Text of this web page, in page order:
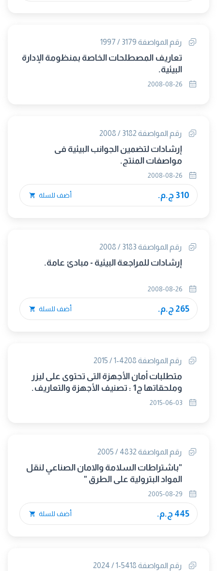
رقم المواصفة 3179 / 1997
تعاريف المصطلحات الخاصة بمنظومة الإدارة
البيئية.
رقم المواصفة 3182 / 2008
إرشادات لتضمين الجوانب البيئية فى
مواصفات المنتج.
310 ج.م. أضف للسلة
رقم المواصفة 3183 / 2008
إرشادات للمراجعة البيئية - مبادئ عامة.
265 ج.م. أضف للسلة
رقم المواصفة 4208-1 / 2015
متطلبات أمان الأجهزة التى تحتوى على ليزر
وملحقاتها ج1 : تصنيف الأجهزة والتعاريف.
(IEC 60825-1/2014) (متبناه)
رقم المواصفة 4832 / 2005
"باشتراطات السلامة والامان الصناعي لنقل
المواد البترولية على الطرق "
445 ج.م. أضف للسلة
رقم المواصفة 5418-1 / 2024